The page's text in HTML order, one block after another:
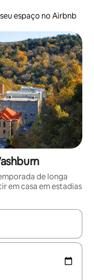
espaço no Airbnb
de longa
em casa em estadias
explore-os